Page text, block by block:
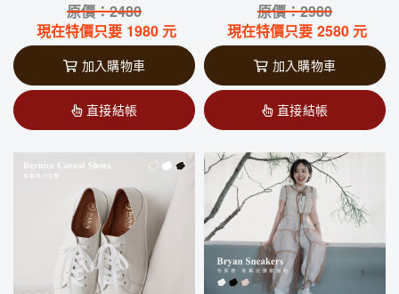
原價：2480
現在特價只要 1980 元
加入購物車
直接結帳
原價：2980
現在特價只要 2580 元
加入購物車
直接結帳